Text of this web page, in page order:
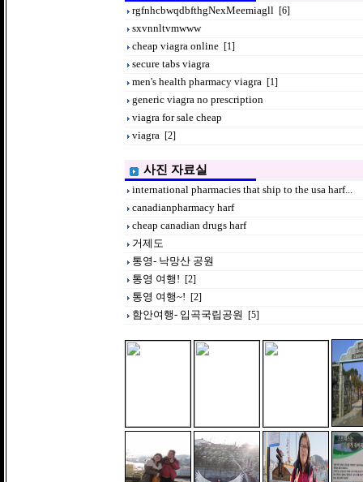
rgfnhcbwqdbfthgNexMeemiagll [6]
sxvnnltvmwww
cheap viagra online [1]
secure tabs viagra
men's health pharmacy viagra [1]
generic viagra no prescription
viagra for sale cheap
viagra [2]
사진 자료실
international pharmacies that ship to the usa harf...
canadianpharmacy harf
cheap canadian drugs harf
거제도
통영- 낙망산 공원
통영 여행! [2]
통영 여행~! [2]
함안여행- 입곡국립공원 [5]